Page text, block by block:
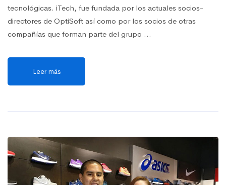
tecnológicas. iTech, fue fundada por los actuales socios-
directores de OptiSoft así como por los socios de otras
compañías que forman parte del grupo …
Leer más